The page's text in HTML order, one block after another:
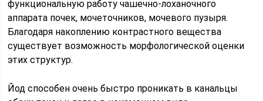
функциональную работу чашечно-лоханочного
аппарата почек, мочеточников, мочевого пузыря.
Благодаря накоплению контрастного вещества
существует возможность морфологической оценки
этих структур.
Йод способен очень быстро проникать в канальцы